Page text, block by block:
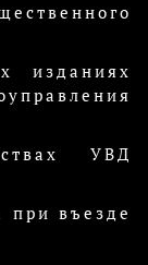
изданиях
УВД
при въезде